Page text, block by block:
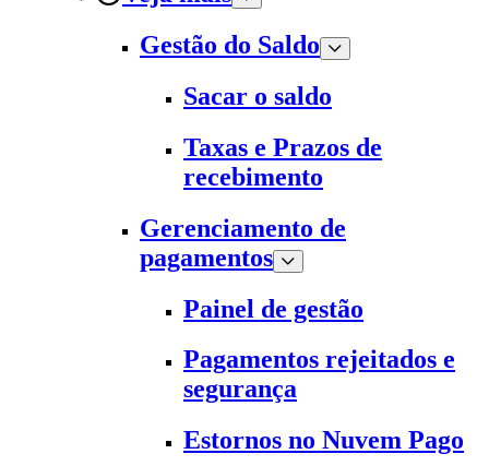
Gestão do Saldo
Sacar o saldo
Taxas e Prazos de
recebimento
Gerenciamento de
pagamentos
Painel de gestão
Pagamentos rejeitados e
segurança
Estornos no Nuvem Pago